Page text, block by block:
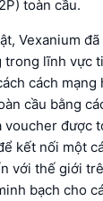
toàn cầu.
Vexanium
lĩnh vực
cách mạng
cầu bằng
được
kết nối một
với thế giới
bạch cho